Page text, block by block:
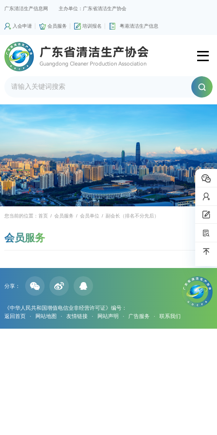
广东清洁生产信息网 主办单位：广东省清洁生产协会
入会申请 会员服务 培训报名 粤港清洁生产信息
您当前的位置： 首页 / 会员服务 / 会员单位 / 副会长（排名不分先后）
会员服务
《中华人民共和国增值电信业非经营许可证》编号：
返回首页
· 网站地图 · 友情链接 · 网站声明 · 广告服务 · 联系我们
分享：